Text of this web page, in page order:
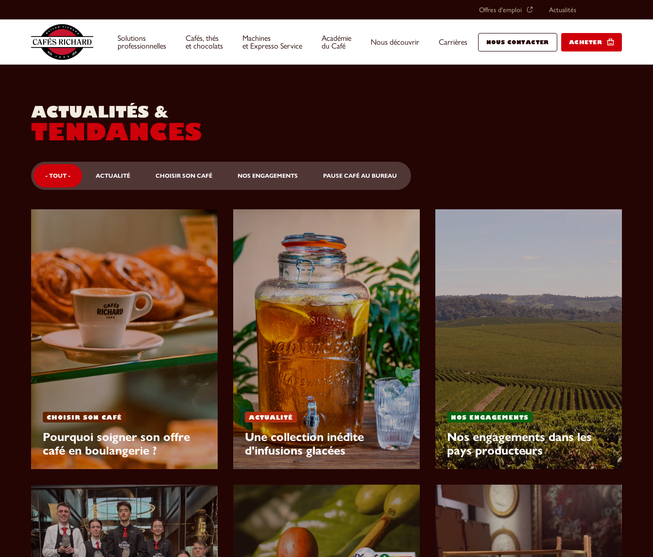
Offres d'emploi Actualités
Solutions
professionnelles
Cafés, thés
et chocolats
Machines
et Expresso Service
Académie
du Café
Nous découvrir Carrières NOUS CONTACTER ACHETER
ACTUALITÉS &
TENDANCES
- TOUT - ACTUALITÉ CHOISIR SON CAFÉ NOS ENGAGEMENTS PAUSE CAFÉ AU BUREAU
CHOISIR SON CAFÉ
Pourquoi soigner son offre
café en boulangerie ?
ACTUALITÉ
Une collection inédite
d'infusions glacées
NOS ENGAGEMENTS
Nos engagements dans les
pays producteurs